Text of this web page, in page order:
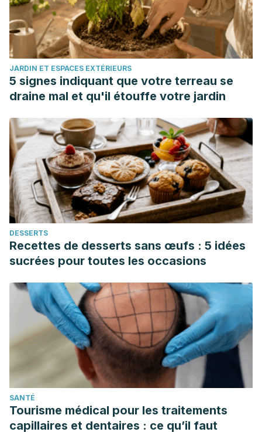
JARDIN ET ESPACES EXTÉRIEURS
5 signes indiquant que votre terreau se
draine mal et qu'il étouffe votre jardin
DESSERTS
Recettes de desserts sans œufs : 5 idées
sucrées pour toutes les occasions
SANTÉ
Tourisme médical pour les traitements
capillaires et dentaires : ce qu’il faut